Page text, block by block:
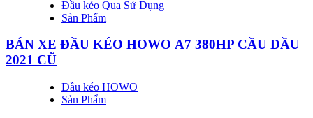
Đầu kéo Qua Sử Dụng
Sản Phẩm
BÁN XE ĐẦU KÉO HOWO A7 380HP CẦU DẦU
2021 CŨ
Đầu kéo HOWO
Sản Phẩm